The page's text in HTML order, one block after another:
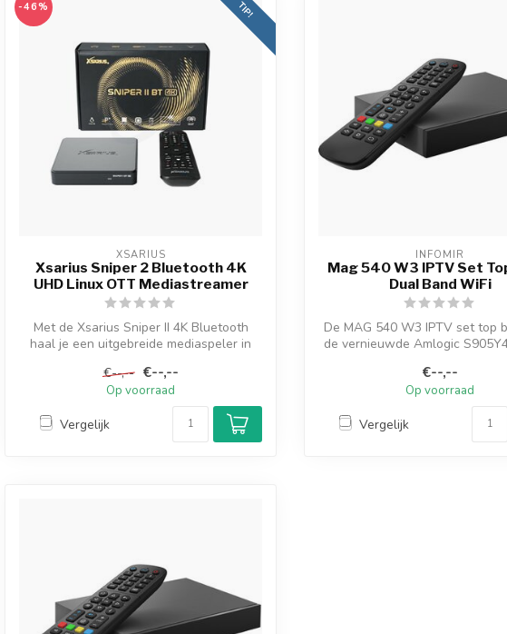
TIP!
-46%
XSARIUS
Xsarius Sniper 2 Bluetooth 4K
UHD Linux OTT Mediastreamer
Met de Xsarius Sniper II 4K Bluetooth
haal je een uitgebreide mediaspeler in
€--,-- €--,--
Op voorraad
Vergelijk
INFOMIR
Mag 540 W3 IPTV Set
Dual Band WiFi
De MAG 540 W3 IPTV set top
de vernieuwde Amlogic
€--,--
Op voorraad
Vergelijk